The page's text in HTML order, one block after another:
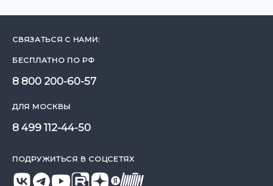
СВЯЗАТЬСЯ С НАМИ:
БЕСПЛАТНО ПО РФ
8 800 200-60-57
ДЛЯ МОСКВЫ
8 499 112-44-50
ПОДРУЖИТЬСЯ В СОЦСЕТЯХ